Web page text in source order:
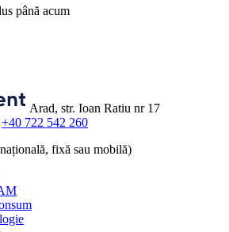
până acum
Arad, str. Ioan Ratiu nr 17
+40 722 542 260
fixă sau mobilă)